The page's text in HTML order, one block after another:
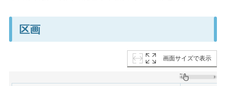
区画
画面サイズで表示